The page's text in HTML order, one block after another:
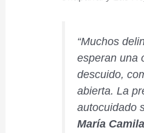
“Muchos
esperan una
descuido,
abierta. La
autocuidado
María